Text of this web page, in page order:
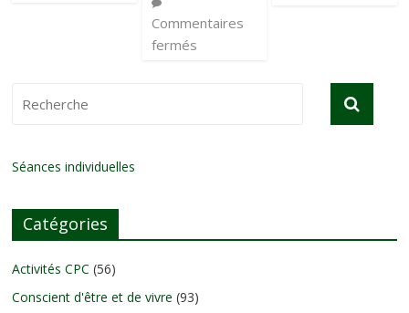
Commentaires
fermés
Séances individuelles
Catégories
Activités CPC (56)
Conscient d'être et de vivre (93)